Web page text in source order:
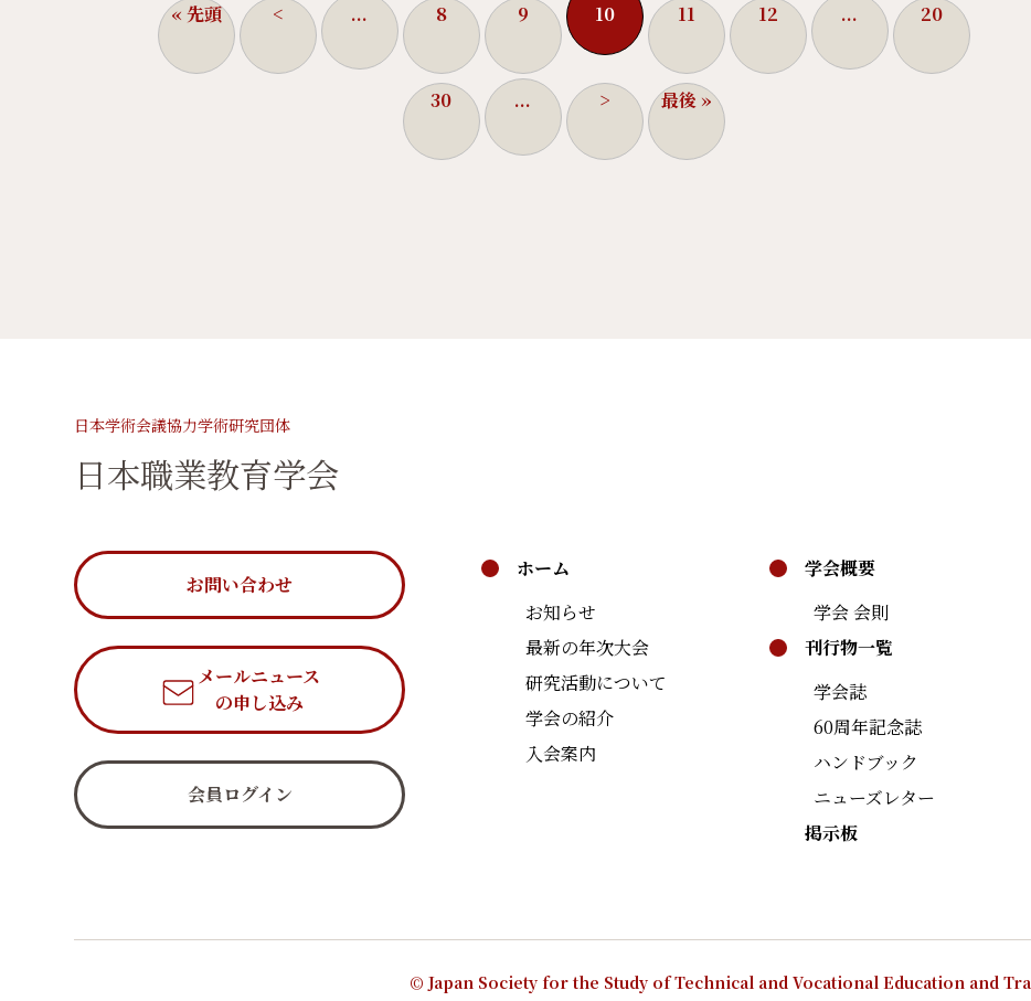
« 先頭 < ... 8 9 10 11 12 ... 20
30 ... > 最後 »
日本学術会議協力学術研究団体
日本職業教育学会
お問い合わせ
メールニュース
の申し込み
会員ログイン
ホーム
お知らせ
最新の年次大会
研究活動について
学会の紹介
入会案内
学会概要
学会 会則
刊行物一覧
学会誌
60周年記念誌
ハンドブック
ニューズレター
掲示板
© Japan Society for the Study of Technical and Vocational Education and